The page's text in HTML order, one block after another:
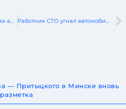
— Притыцкого в Минске вновь